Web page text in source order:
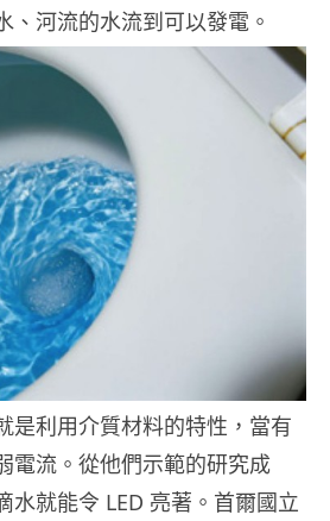
、河流的水流到可以發電。
是利用介質材料的特性，當有
電流。從他們示範的研究成
水就能令 LED 亮著。首爾國立